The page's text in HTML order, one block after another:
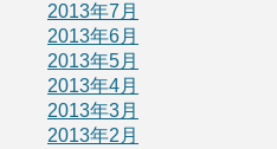
2013年7月
2013年6月
2013年5月
2013年4月
2013年3月
2013年2月